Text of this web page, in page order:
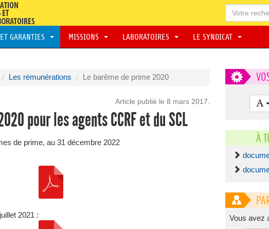
GARANTIES MISSIONS LABORATOIRES LE SYNDICAT
Les rémunérations Le barême de prime 2020
Article publié le 8 mars 2017.
pour les agents CCRF et du SCL
de prime, au 31 décembre 2022
2021 :
À
Vous avez